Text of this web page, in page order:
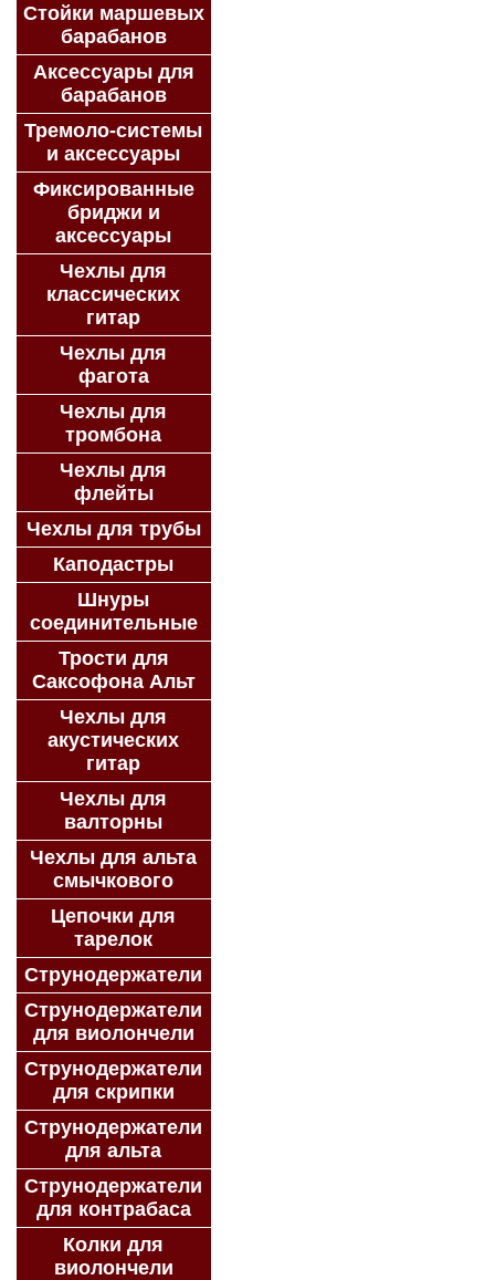
Стойки маршевых
барабанов
Аксессуары для
барабанов
Тремоло-системы
и аксессуары
Фиксированные
бриджи и
аксессуары
Чехлы для
классических
гитар
Чехлы для
фагота
Чехлы для
тромбона
Чехлы для
флейты
Чехлы для трубы
Каподастры
Шнуры
соединительные
Трости для
Саксофона Альт
Чехлы для
акустических
гитар
Чехлы для
валторны
Чехлы для альта
смычкового
Цепочки для
тарелок
Струнодержатели
Струнодержатели
для виолончели
Струнодержатели
для скрипки
Струнодержатели
для альта
Струнодержатели
для контрабаса
Колки для
виолончели